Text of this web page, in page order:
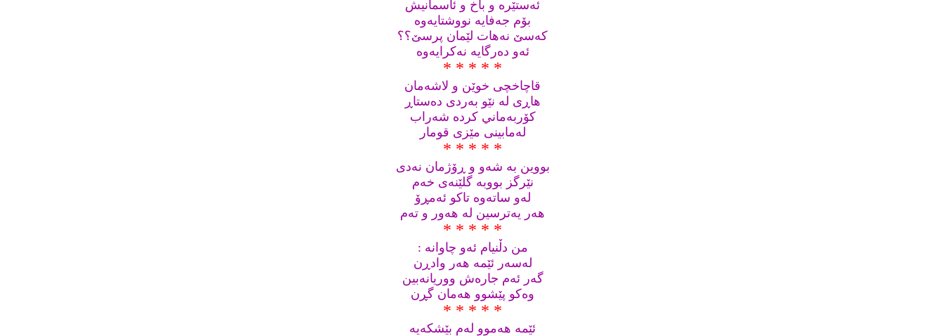
ئه‌ستێره‌ و باخ و ئاسمانیش
بۆم جه‌فایه‌ نووشتايه‌وه‌
که‌سێ نه‌هات لێمان پرسێ؟؟
ئه‌و ده‌رگایه‌ نه‌کرایه‌وه
* * * * *
قاچاخچی خوێن و لاشه‌مان
هاڕی له‌ نێو به‌ردی ده‌ستاڕ
کۆربه‌ماني کرده‌ شه‌راب
له‌مابینی مێزی قومار
* * * * *
بووين به‌ شه‌و و ڕۆژمان نه‌دی
نێرگز بووبه‌ گلێنه‌ی خه‌م
له‌و ساته‌وه‌ تاکو ئه‌مڕۆ
هه‌ر يه‌ترسین له‌ هه‌ور و ته‌م
* * * * *
من دڵنيام ئه‌و چاوانه‌ :
له‌سه‌ر ئێمه‌ هه‌ر وادڕن
گه‌ر ئه‌م جاره‌ش ووریانه‌بین
وه‌کو پێشوو هه‌مان گڕن
* * * * *
ئێمه‌ هه‌موو له‌م بێشکه‌یه‌